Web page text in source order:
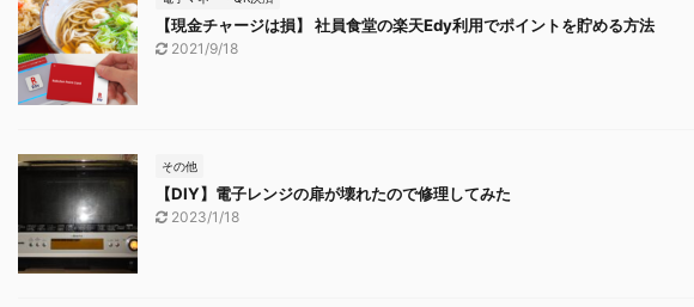
【現金チャージは損】 社員食堂の楽天Edy利用でポイントを貯める方法
2021/9/18
その他
【DIY】電子レンジの扉が壊れたので修理してみた
2023/1/18